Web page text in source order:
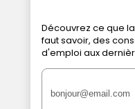
Découvrez ce que
faut savoir, des
d'emploi aux